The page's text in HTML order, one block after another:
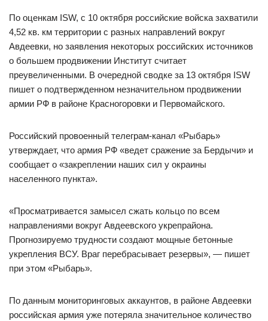
По оценкам ISW, с 10 октября российские войска захватили
4,52 кв. км территории с разных направлений вокруг
Авдеевки, но заявления некоторых российских источников
о большем продвижении Институт считает
преувеличенными. В очередной сводке за 13 октября ISW
пишет о подтвержденном незначительном продвижении
армии РФ в районе Красногоровки и Первомайского.
Российский провоенный телеграм-канал «Рыбарь»
утверждает, что армия РФ «ведет сражение за Бердычи» и
сообщает о «закреплении наших сил у окраины
населенного пункта».
«Просматривается замысел сжать кольцо по всем
направлениями вокруг Авдеевского укрепрайона.
Прогнозируемо трудности создают мощные бетонные
укрепления ВСУ. Враг перебрасывает резервы», — пишет
при этом «Рыбарь».
По данным мониторинговых аккаунтов, в районе Авдеевки
российская армия уже потеряла значительное количество